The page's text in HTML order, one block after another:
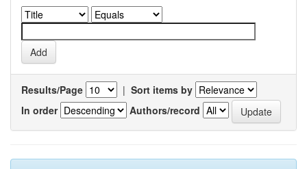
Results/Page | Sort items by
In order
Authors/record